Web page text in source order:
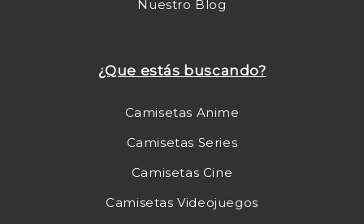
Nuestro Blog
¿Que estás buscando?
Camisetas Anime
Camisetas Series
Camisetas Cine
Camisetas Videojuegos